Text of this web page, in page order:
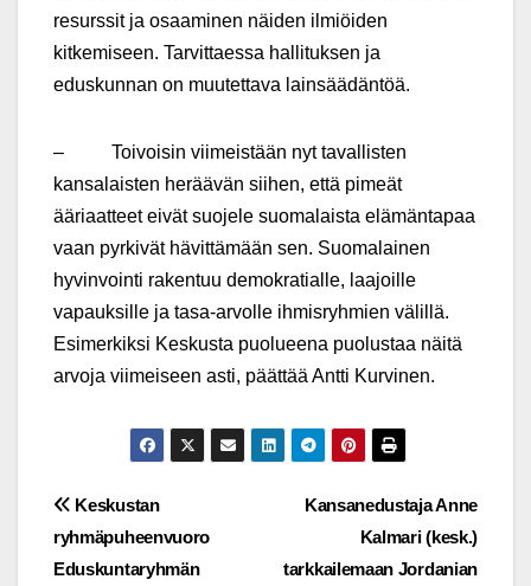
resurssit ja osaaminen näiden ilmiöiden
kitkemiseen. Tarvittaessa hallituksen ja
eduskunnan on muutettava lainsäädäntöä.
– Toivoisin viimeistään nyt tavallisten
kansalaisten heräävän siihen, että pimeät
ääriaatteet eivät suojele suomalaista elämäntapaa
vaan pyrkivät hävittämään sen. Suomalainen
hyvinvointi rakentuu demokratialle, laajoille
vapauksille ja tasa-arvolle ihmisryhmien välillä.
Esimerkiksi Keskusta puolueena puolustaa näitä
arvoja viimeiseen asti, päättää Antti Kurvinen.
Post
navigation
Kansanedustaja Anne
Kalmari (kesk.)
tarkkailemaan Jordanian
Keskustan
ryhmäpuheenvuoro
Eduskuntaryhmän